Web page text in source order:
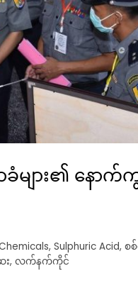
ာခံများ၏ နော
, Sulphuric Acid, စ
း, လက်နက်ကိုင်